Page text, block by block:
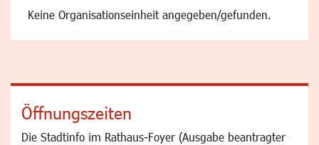
Keine Organisationseinheit angegeben/gefunden.
Öffnungszeiten
Die Stadtinfo im Rathaus-Foyer (Ausgabe beantragter